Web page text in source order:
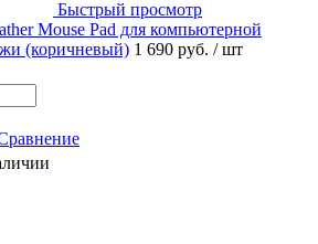
Быстрый просмотр
Mouse Pad для компьютерной
(коричневый) 1 690 руб. / шт